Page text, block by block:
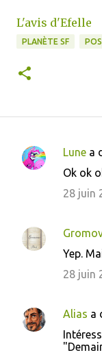
L'avis d'Efelle
PLANÈTE SF
C
e
i
r
Lune a
Ok ok
28 juin
Yep.
28 juin
Alias a